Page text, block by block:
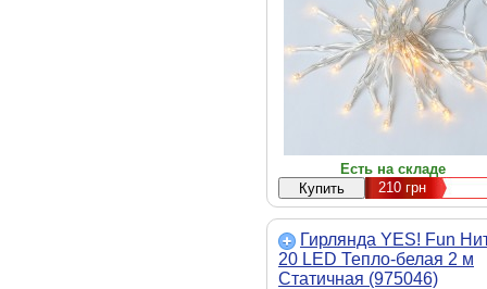
Есть на складе
210грн
Гирлянда YES! Fun
20 LED Тепло-белая 2 м
Статичная (975046)